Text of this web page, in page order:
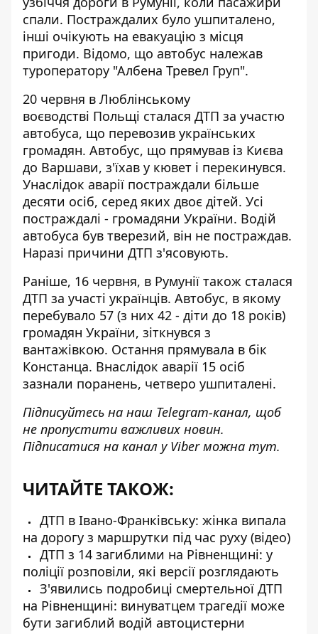
спали. Постраждалих було ушпиталено,
інші очікують на евакуацію з місця
пригоди. Відомо, що автобус належав
туроператору "Албена Тревел Груп".
20 червня в Люблінському
воєводстві Польщі сталася ДТП за участю
автобуса, що перевозив українських
громадян. Автобус, що прямував із Києва
до Варшави, з'їхав у кювет і перекинувся.
Унаслідок аварії постраждали більше
десяти осіб, серед яких двоє дітей. Усі
постраждалі - громадяни України. Водій
автобуса був тверезий, він не постраждав.
Наразі причини ДТП з'ясовують.
Раніше, 16 червня, в Румунії також сталася
ДТП за участі українців. Автобус, в якому
перебувало 57 (з них 42 - діти до 18 років)
громадян України, зіткнувся з
вантажівкою. Остання прямувала в бік
Констанца. Внаслідок аварії 15 осіб
зазнали поранень, четверо ушпиталені.
Підписуйтесь на наш Telegram-канал, щоб
не пропустити важливих новин.
Підписатися на канал у Viber можна тут.
ЧИТАЙТЕ ТАКОЖ:
ДТП в Івано-Франківську: жінка випала
на дорогу з маршрутки під час руху (відео)
ДТП з 14 загиблими на Рівненщині: у
поліції розповіли, які версії розглядають
З'явились подробиці смертельної ДТП
на Рівненщині: винуватцем трагедії може
бути загиблий водій автоцистерни